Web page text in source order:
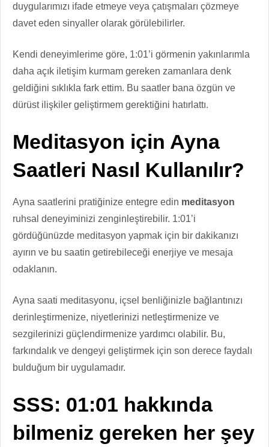
duygularımızı ifade etmeye veya çatışmaları çözmeye
davet eden sinyaller olarak görülebilirler.
Kendi deneyimlerime göre, 1:01’i görmenin yakınlarımla
daha açık iletişim kurmam gereken zamanlara denk
geldiğini sıklıkla fark ettim. Bu saatler bana özgün ve
dürüst ilişkiler geliştirmem gerektiğini hatırlattı.
Meditasyon için Ayna
Saatleri Nasıl Kullanılır?
Ayna saatlerini pratiğinize entegre edin meditasyon
ruhsal deneyiminizi zenginleştirebilir. 1:01’i
gördüğünüzde meditasyon yapmak için bir dakikanızı
ayırın ve bu saatin getirebileceği enerjiye ve mesaja
odaklanın.
Ayna saati meditasyonu, içsel benliğinizle bağlantınızı
derinleştirmenize, niyetlerinizi netleştirmenize ve
sezgilerinizi güçlendirmenize yardımcı olabilir. Bu,
farkındalık ve dengeyi geliştirmek için son derece faydalı
bulduğum bir uygulamadır.
SSS: 01:01 hakkında
bilmeniz gereken her şey